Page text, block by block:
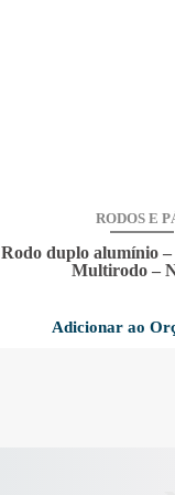
RODOS E
Rodo duplo alumínio –
Multirodo –
Adicionar ao